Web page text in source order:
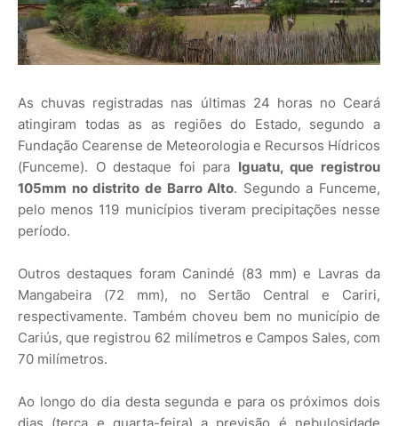
As chuvas registradas nas últimas 24 horas no Ceará
atingiram todas as as regiões do Estado, segundo a
Fundação Cearense de Meteorologia e Recursos Hídricos
(Funceme). O destaque foi para Iguatu, que registrou
105mm no distrito de Barro Alto. Segundo a Funceme,
pelo menos 119 municípios tiveram precipitações nesse
período.
Outros destaques foram Canindé (83 mm) e Lavras da
Mangabeira (72 mm), no Sertão Central e Cariri,
respectivamente. Também choveu bem no município de
Cariús, que registrou 62 milímetros e Campos Sales, com
70 milímetros.
Ao longo do dia desta segunda e para os próximos dois
dias (terça e quarta-feira) a previsão é nebulosidade